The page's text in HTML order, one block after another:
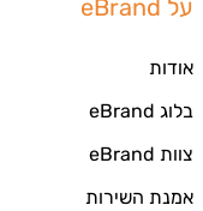
על eBrand
אודות
בלוג eBrand
צוות eBrand
אמנת השירות